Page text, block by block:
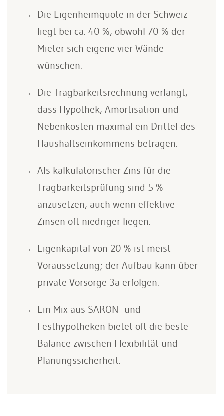
Die Eigenheimquote in der Schweiz
liegt bei ca. 40 %, obwohl 70 % der
Mieter sich eigene vier Wände
wünschen.
Die Tragbarkeitsrechnung verlangt,
dass Hypothek, Amortisation und
Nebenkosten maximal ein Drittel des
Haushaltseinkommens betragen.
Als kalkulatorischer Zins für die
Tragbarkeitsprüfung sind 5 %
anzusetzen, auch wenn effektive
Zinsen oft niedriger liegen.
Eigenkapital von 20 % ist meist
Voraussetzung; der Aufbau kann über
private Vorsorge 3a erfolgen.
Ein Mix aus SARON- und
Festhypotheken bietet oft die beste
Balance zwischen Flexibilität und
Planungssicherheit.